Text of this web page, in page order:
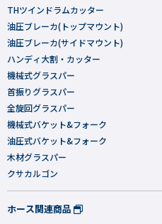
THツインドラムカッター
油圧ブレーカ(トップマウント)
油圧ブレーカ(サイドマウント)
ハンディ大割・カッター
機械式グラスパー
首振りグラスパー
全旋回グラスパー
機械式バケット&フォーク
油圧式バケット&フォーク
木材グラスパー
クサカルゴン
ホース関連商品